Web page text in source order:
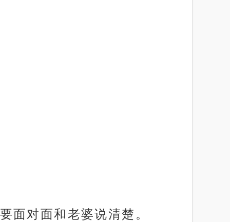
面对面和老婆说清楚。